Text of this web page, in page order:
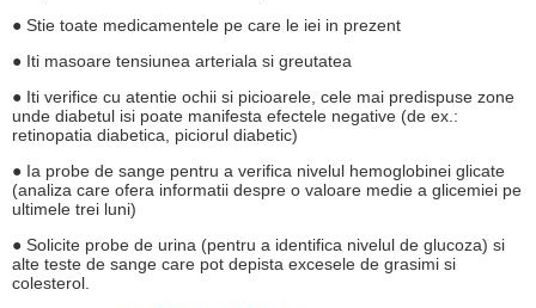
● Stie toate medicamentele pe care le iei in prezent
● Iti masoare tensiunea arteriala si greutatea
● Iti verifice cu atentie ochii si picioarele, cele mai predispuse zone
unde diabetul isi poate manifesta efectele negative (de ex.:
retinopatia diabetica, piciorul diabetic)
● Ia probe de sange pentru a verifica nivelul hemoglobinei glicate
(analiza care ofera informatii despre o valoare medie a glicemiei pe
ultimele trei luni)
● Solicite probe de urina (pentru a identifica nivelul de glucoza) si
alte teste de sange care pot depista excesele de grasimi si
colesterol.